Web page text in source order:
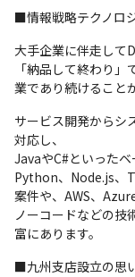
プロジェクトリーダ
顧客提案・企画
・組織マネジメント
組織リーダー→組織
※職種をまたいで新
■情報戦略テクノロ
大手企業に伴走して
「納品して終わり
業であり続けること
サービス開発からシ
対応し、
JavaやC#といったベ
Python、Node.js、
案件や、AWS、
ノーコードなどの技
富にあります。
■九州支店設立の思